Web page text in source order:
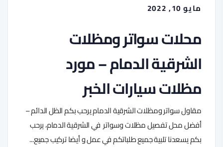
مايو 10, 2022
محلات سواتر ومظلات
الشرقية الدمام – مورد
مظلات سيارات الخبر
مقاول سواتر ومظلات الشرقية الدمام يرحب بكم الظل الدائم –
أفضل محل تفصيل مظلات وسواتر في الشرقية الدمام، يرحب
بكم يسعدنا تلبية جميع طلباتكم في عمل و أيضا تركيب جميع...